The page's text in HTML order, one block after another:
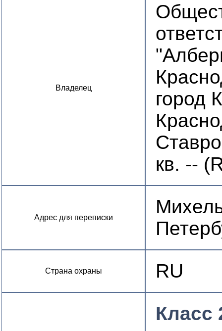
Владелец
город
кв. --
Адрес для переписки
Страна охраны
RU
Класс